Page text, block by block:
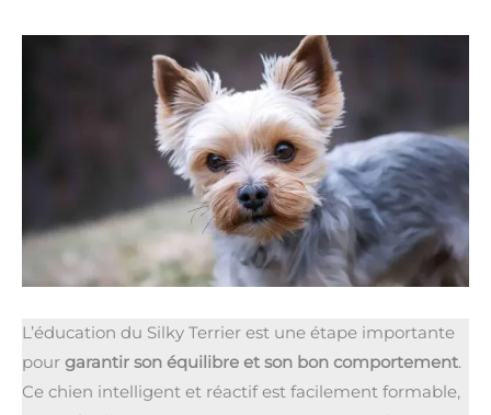
L’éducation du Silky Terrier est une étape importante
pour garantir son équilibre et son bon comportement.
Ce chien intelligent et réactif est facilement formable,